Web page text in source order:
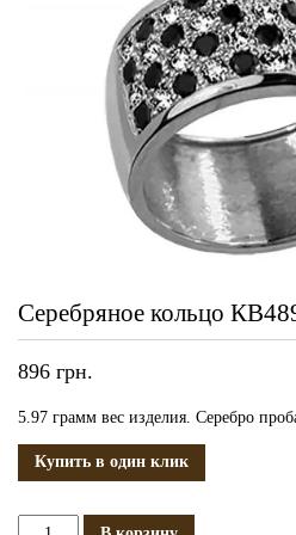
Серебряное кольцо
896 грн.
5.97 грамм вес изделия. Серебро
Купить в один клик
Количество